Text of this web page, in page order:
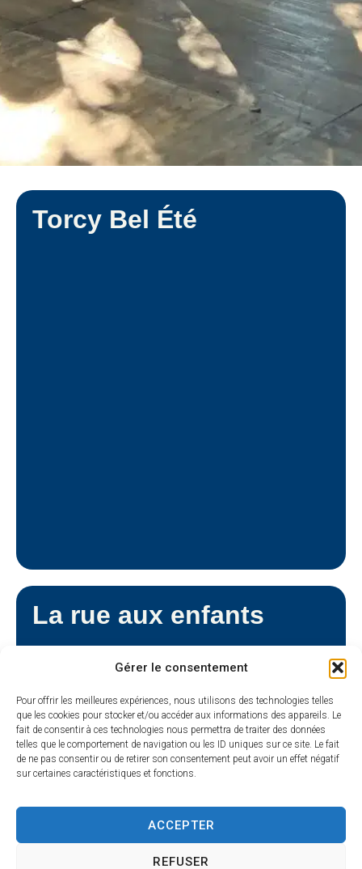
Gérer le consentement
Pour offrir les meilleures expériences, nous utilisons des technologies telles
que les cookies pour stocker et/ou accéder aux informations des appareils. Le
fait de consentir à ces technologies nous permettra de traiter des données
telles que le comportement de navigation ou les ID uniques sur ce site. Le fait
de ne pas consentir ou de retirer son consentement peut avoir un effet négatif
sur certaines caractéristiques et fonctions.
ACCEPTER
REFUSER
Torcy Bel Été
La rue aux enfants